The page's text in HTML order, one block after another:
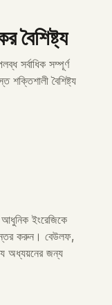
বৈশিষ্ট্য
সর্বাধিক সম্পূর্ণ
শক্তিশালী বৈশিষ্ট্য
আধুনিক ইংরেজিকে
করুন। বেউলফ,
অধ্যয়নের জন্য